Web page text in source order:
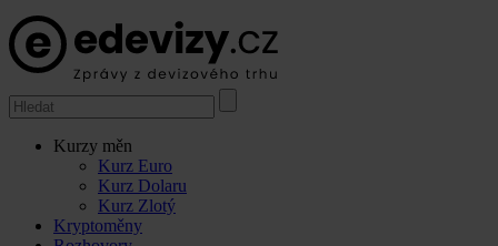
Kurzy měn
Kurz Euro
Kurz Dolaru
Kurz Zlotý
Kryptoměny